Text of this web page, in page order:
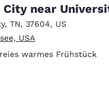
English
España
near
, TN, 37604, US
USA
warmes Frühstück
1512 reseñas